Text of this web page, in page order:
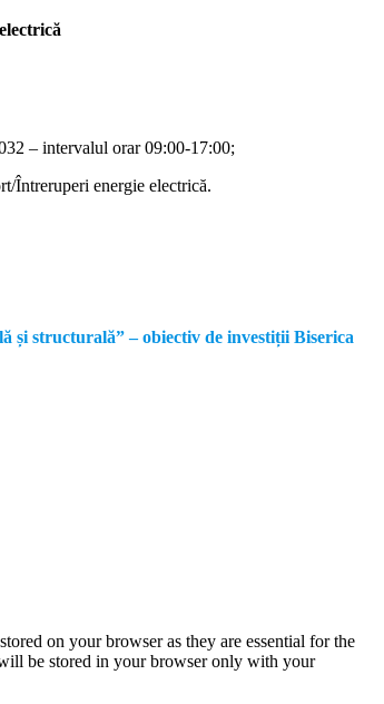
– intervalul orar 09:00-17:00;
Întreruperi energie electrică.
și structurală” – obiectiv de investiții Biserica
on your browser as they are essential for the
be stored in your browser only with your